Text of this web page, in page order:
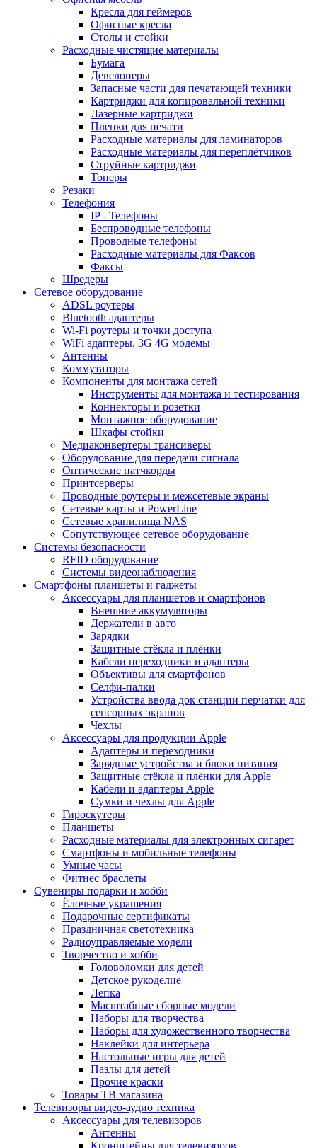
Кресла для геймеров
Офисные кресла
Столы и стойки
Расходные чистящие материалы
Бумага
Девелоперы
Запасные части для печатающей техники
Картриджи для копировальной техники
Лазерные картриджи
Пленки для печати
Расходные материалы для ламинаторов
Расходные материалы для переплётчиков
Струйные картриджи
Тонеры
Резаки
Телефония
IP - Телефоны
Беспроводные телефоны
Проводные телефоны
Расходные материалы для Факсов
Факсы
Шредеры
Сетевое оборудование
ADSL роутеры
Bluetooth адаптеры
Wi-Fi роутеры и точки доступа
WiFi адаптеры, 3G 4G модемы
Антенны
Коммутаторы
Компоненты для монтажа сетей
Инструменты для монтажа и тестирования
Коннекторы и розетки
Монтажное оборудование
Шкафы стойки
Медиаконвертеры трансиверы
Оборудование для передачи сигнала
Оптические патчкорды
Принтсерверы
Проводные роутеры и межсетевые экраны
Сетевые карты и PowerLine
Сетевые хранилища NAS
Сопутствующее сетевое оборудование
Системы безопасности
RFID оборудование
Системы видеонаблюдения
Смартфоны планшеты и гаджеты
Аксессуары для планшетов и смартфонов
Внешние аккумуляторы
Держатели в авто
Зарядки
Защитные стёкла и плёнки
Кабели переходники и адаптеры
Объективы для смартфонов
Селфи-палки
Устройства ввода док станции перчатки для
сенсорных экранов
Чехлы
Аксессуары для продукции Apple
Адаптеры и переходники
Зарядные устройства и блоки питания
Защитные стёкла и плёнки для Apple
Кабели и адаптеры Apple
Сумки и чехлы для Apple
Гироскутеры
Планшеты
Расходные материалы для электронных сигарет
Смартфоны и мобильные телефоны
Умные часы
Фитнес браслеты
Сувениры подарки и хобби
Ёлочные украшения
Подарочные сертификаты
Праздничная светотехника
Радиоуправляемые модели
Творчество и хобби
Головоломки для детей
Детское рукоделие
Лепка
Масштабные сборные модели
Наборы для творчества
Наборы для художественного творчества
Наклейки для интерьера
Настольные игры для детей
Пазлы для детей
Прочие краски
Товары ТВ магазина
Телевизоры видео-аудио техника
Аксессуары для телевизоров
Антенны
Кронштейны для телевизоров